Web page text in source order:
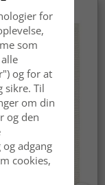
for
som
og for at
sikre. Til
om din
og den
adgang
cookies,